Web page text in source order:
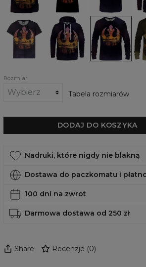
Damski
shirt
The
Resistance
Damska
bluza
kapturem
The
Resistance
Damska
bluza
The
Resistance
Rozmiar
Tabela rozmiarów
DODAJ DO KOSZYKA
Nadruki, które nigdy nie blakną
Dostawa do paczkomatu i
100 dni na zwrot
Darmowa dostawa od 250 zł
Share Recenzje (0)